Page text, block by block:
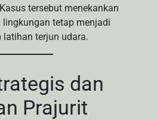
tersebut menekankan
tetap menjadi
terjun udara.
dan
Prajurit